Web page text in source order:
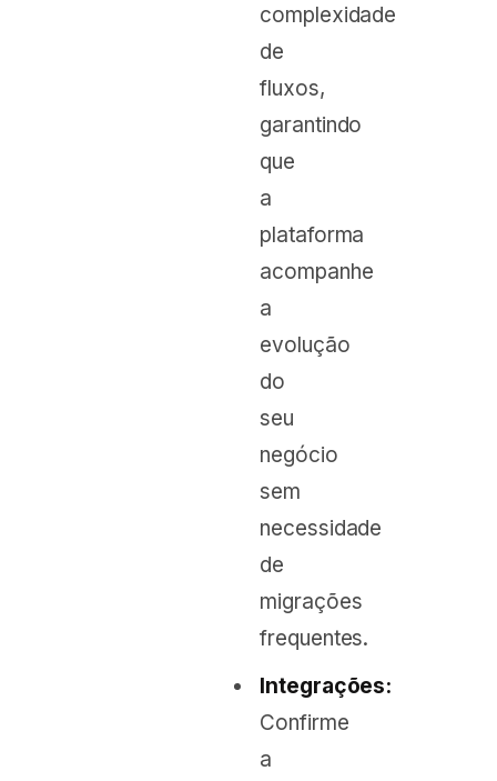
complexidade
de
fluxos,
garantindo
que
a
plataforma
acompanhe
a
evolução
do
seu
negócio
sem
necessidade
de
migrações
frequentes.
Integrações:
Confirme
a